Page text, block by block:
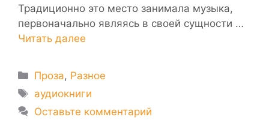
Традиционно это место занимала музыка,
первоначально являясь в своей сущности …
Читать далее
Рубрики
Проза, Разное
Метки
аудиокниги
Оставьте комментарий